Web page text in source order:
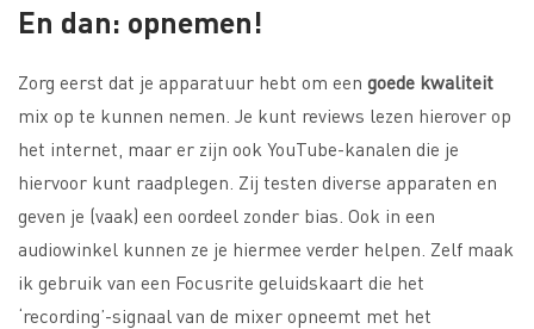
En dan: opnemen!
Zorg eerst dat je apparatuur hebt om een goede kwaliteit
mix op te kunnen nemen. Je kunt reviews lezen hierover op
het internet, maar er zijn ook YouTube-kanalen die je
hiervoor kunt raadplegen. Zij testen diverse apparaten en
geven je (vaak) een oordeel zonder bias. Ook in een
audiowinkel kunnen ze je hiermee verder helpen. Zelf maak
ik gebruik van een Focusrite geluidskaart die het
‘recording’-signaal van de mixer opneemt met het